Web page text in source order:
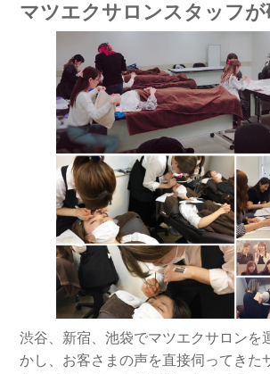
マツエクサロンスタッフが
渋谷、新宿、池袋でマツエクサロンを
かし、お客さまの声を直接伺ってきた